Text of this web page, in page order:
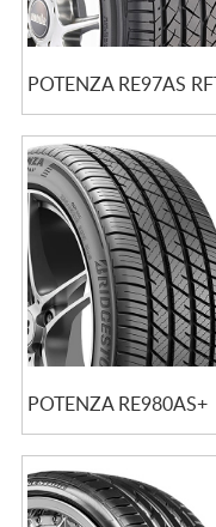
POTENZA RE97AS RFT
POTENZA RE980AS+